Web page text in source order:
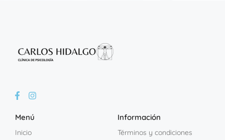
Menú
Inicio
Información
Términos y condiciones